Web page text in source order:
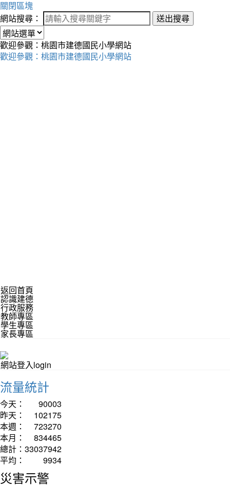
關閉區塊
網站搜尋：
送出搜尋
歡迎參觀：桃園市建德國民小學網站
歡迎參觀：桃園市建德國民小學網站
返回首頁
認識建德
行政服務
教師專區
學生專區
家長專區
網站登入login
流量統計
今天：
90003
昨天：
102175
本週：
723270
本月：
834465
總計： 33037942
平均：
9934
災害示警